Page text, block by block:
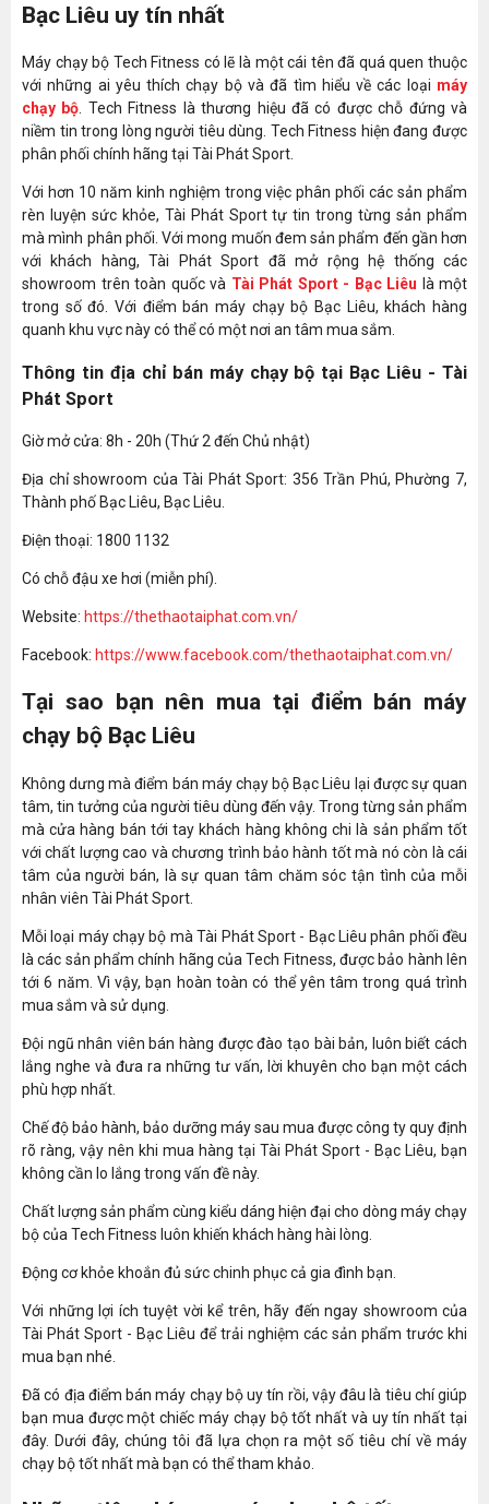
Bạc Liêu uy tín nhất
Máy chạy bộ Tech Fitness có lẽ là một cái tên đã quá quen thuộc
với những ai yêu thích chạy bộ và đã tìm hiểu về các loại máy
chạy bộ . Tech Fitness là thương hiệu đã có được chỗ đứng và
niềm tin trong lòng người tiêu dùng. Tech Fitness hiện đang được
phân phối chính hãng tại Tài Phát Sport.
Với hơn 10 năm kinh nghiệm trong việc phân phối các sản phẩm
rèn luyện sức khỏe, Tài Phát Sport tự tin trong từng sản phẩm
mà mình phân phối. Với mong muốn đem sản phẩm đến gần hơn
với khách hàng, Tài Phát Sport đã mở rộng hệ thống các
showroom trên toàn quốc và Tài Phát Sport - Bạc Liêu là một
trong số đó. Với điểm bán máy chạy bộ Bạc Liêu, khách hàng
quanh khu vực này có thể có một nơi an tâm mua sắm.
Thông tin địa chỉ bán máy chạy bộ tại Bạc Liêu - Tài
Phát Sport
Giờ mở cửa: 8h - 20h (Thứ 2 đến Chủ nhật)
Địa chỉ showroom của Tài Phát Sport: 356 Trần Phú, Phường 7,
Thành phố Bạc Liêu, Bạc Liêu.
Điện thoại: 1800 1132
Có chỗ đậu xe hơi (miễn phí).
Website: https://thethaotaiphat.com.vn/
Facebook: https://www.facebook.com/thethaotaiphat.com.vn/
Tại sao bạn nên mua tại điểm bán máy
chạy bộ Bạc Liêu
Không dưng mà điểm bán máy chạy bộ Bạc Liêu lại được sự quan
tâm, tin tưởng của người tiêu dùng đến vậy. Trong từng sản phẩm
mà cửa hàng bán tới tay khách hàng không chi là sản phẩm tốt
với chất lượng cao và chương trình bảo hành tốt mà nó còn là cái
tâm của người bán, là sự quan tâm chăm sóc tận tình của mỗi
nhân viên Tài Phát Sport.
Mỗi loại máy chạy bộ mà Tài Phát Sport - Bạc Liêu phân phối đều
là các sản phẩm chính hãng của Tech Fitness, được bảo hành lên
tới 6 năm. Vì vậy, bạn hoàn toàn có thể yên tâm trong quá trình
mua sắm và sử dụng.
Đội ngũ nhân viên bán hàng được đào tạo bài bản, luôn biết cách
lắng nghe và đưa ra những tư vấn, lời khuyên cho bạn một cách
phù hợp nhất.
Chế độ bảo hành, bảo dưỡng máy sau mua được công ty quy định
rõ ràng, vậy nên khi mua hàng tại Tài Phát Sport - Bạc Liêu, bạn
không cần lo lắng trong vấn đề này.
Chất lượng sản phẩm cùng kiểu dáng hiện đại cho dòng máy chạy
bộ của Tech Fitness luôn khiến khách hàng hài lòng.
Động cơ khỏe khoắn đủ sức chinh phục cả gia đình bạn.
Với những lợi ích tuyệt vời kể trên, hãy đến ngay showroom của
Tài Phát Sport - Bạc Liêu để trải nghiệm các sản phẩm trước khi
mua bạn nhé.
Đã có địa điểm bán máy chạy bộ uy tín rồi, vậy đâu là tiêu chí giúp
bạn mua được một chiếc máy chạy bộ tốt nhất và uy tín nhất tại
đây. Dưới đây, chúng tôi đã lựa chọn ra một số tiêu chí về máy
chạy bộ tốt nhất mà bạn có thể tham khảo.